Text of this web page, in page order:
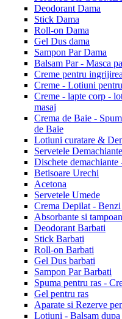
Deodorant Dama
Stick Dama
Roll-on Dama
Gel Dus dama
Sampon Par Dama
Balsam Par - Masca
Creme pentru
Creme - Lotiuni
Creme - lapte corp -
masaj
Crema de Baie -
de Baie
Lotiuni curatare &
Servetele Demachiante
Dischete demachiante
Betisoare Urechi
Acetona
Servetele Umede
Crema Depilat -
Absorbante si
Deodorant Barbati
Stick Barbati
Roll-on Barbati
Gel Dus barbati
Sampon Par Barbati
Spuma pentru ras -
Gel pentru ras
Aparate si Rezerve
Lotiuni - Balsam dupa